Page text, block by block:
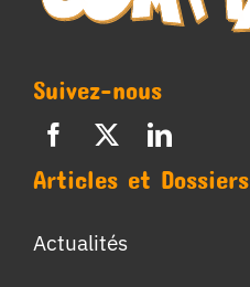
Suivez-nous
Articles et Dossiers
Actualités